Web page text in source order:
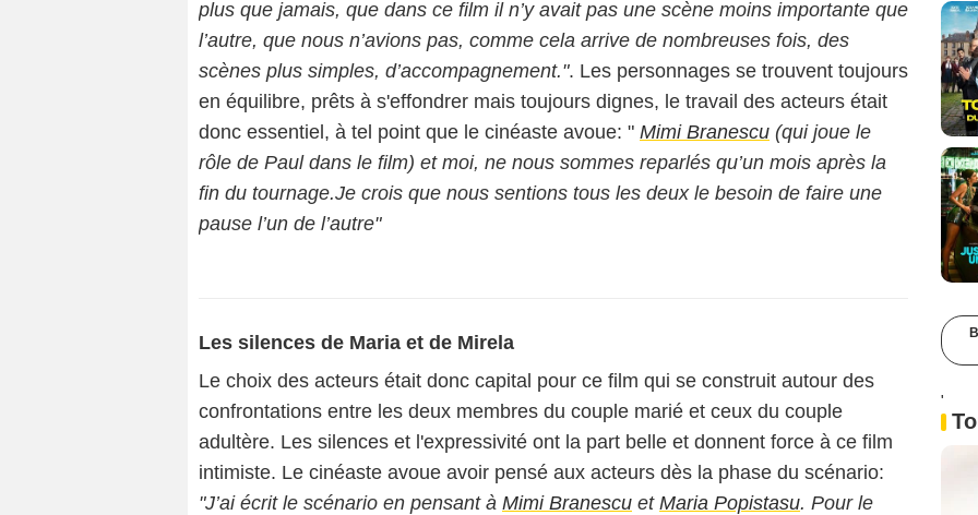
plus que jamais, que dans ce film il n’y avait pas une scène moins importante que
l’autre, que nous n’avions pas, comme cela arrive de nombreuses fois, des
scènes plus simples, d’accompagnement.". Les personnages se trouvent toujours
en équilibre, prêts à s'effondrer mais toujours dignes, le travail des acteurs était
donc essentiel, à tel point que le cinéaste avoue: " Mimi Branescu (qui joue le
rôle de Paul dans le film) et moi, ne nous sommes reparlés qu’un mois après la
fin du tournage.Je crois que nous sentions tous les deux le besoin de faire une
pause l’un de l’autre"
Les silences de Maria et de Mirela
Le choix des acteurs était donc capital pour ce film qui se construit autour des
confrontations entre les deux membres du couple marié et ceux du couple
adultère. Les silences et l'expressivité ont la part belle et donnent force à ce film
intimiste. Le cinéaste avoue avoir pensé aux acteurs dès la phase du scénario:
"J’ai écrit le scénario en pensant à Mimi Branescu et Maria Popistasu. Pour le
'